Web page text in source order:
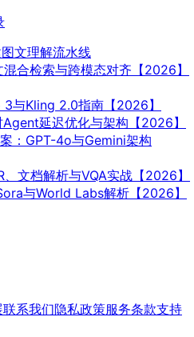
文理解流水线
合检索与跨模态对齐【2026】
与Kling 2.0指南【2026】
延迟优化与架构【2026】
：GPT-4o与Gemini架构
文档解析与VQA实战【2026】
与World Labs解析【2026】
联系我们隐私政策服务条款支持